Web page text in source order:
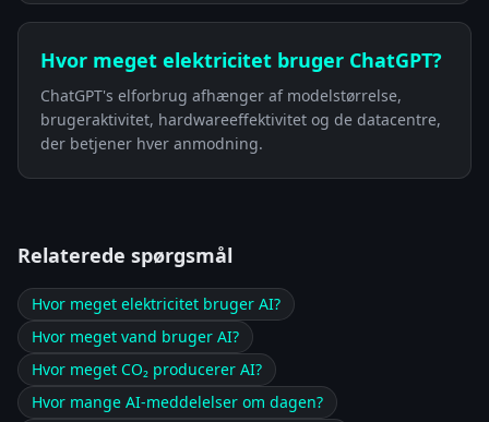
Hvor meget elektricitet bruger ChatGPT?
ChatGPT's elforbrug afhænger af modelstørrelse,
brugeraktivitet, hardwareeffektivitet og de datacentre,
der betjener hver anmodning.
Relaterede spørgsmål
Hvor meget elektricitet bruger AI?
Hvor meget vand bruger AI?
Hvor meget CO₂ producerer AI?
Hvor mange AI-meddelelser om dagen?